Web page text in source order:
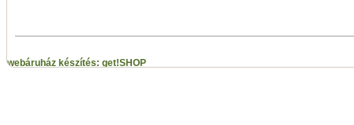
webáruház készítés: get!SHOP